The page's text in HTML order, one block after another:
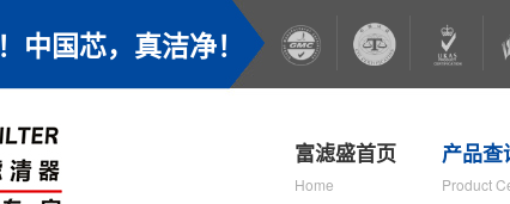
中国芯，真洁净！
富滤盛首页
Home
产品查
Product